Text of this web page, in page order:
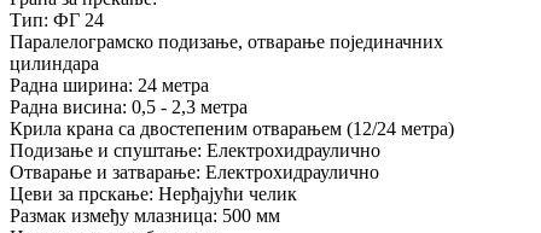
Тип: ФГ 24
Паралелограмско подизање, отварање појединачних
цилиндара
Радна ширина: 24 метра
Радна висина: 0,5 - 2,3 метра
Крила крана са двостепеним отварањем (12/24 метра)
Подизање и спуштање: Електрохидраулично
Отварање и затварање: Електрохидраулично
Цеви за прскање: Нерђајући челик
Размак између млазница: 500 мм